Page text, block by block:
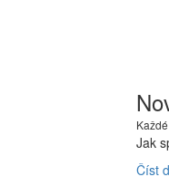
Jak
Číst